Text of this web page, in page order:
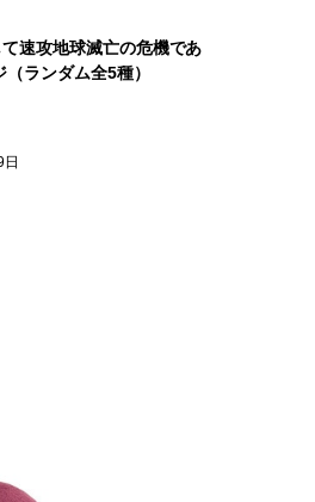
速攻地球滅亡の危機であ
ランダム全5種）